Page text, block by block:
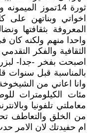
ثورة 14تموز
اخواتي وبناتهن على
المعروفة بثقافتها
واحدا منهم ولكنه كان
الثقافية والفكر
اصبحت بفخر -جدا-
بالمناسبة قبل سنوات
وانا اعاني من
مئات الكيلومترات
معاملتي تلفونيا
من الخلق والتعاطف
ام حفيدتك لان الامر